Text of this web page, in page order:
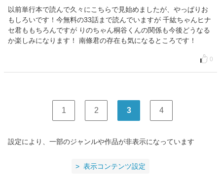
以前単行本で読んで久々にこちらで見始めましたが、やっぱりお
もしろいです！今無料の33話まで読んでいますが 千紘ちゃんヒナ
セ君ももちろんですが りのちゃん桐谷くんの関係も今後どうなる
か楽しみになります！ 南條君の存在も気になるところです！
0
1 2 3 4
設定により、一部のジャンルや作品が非表示になっています
表示コンテンツ設定